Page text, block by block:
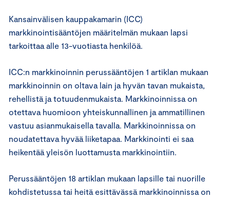
Kansainvälisen kauppakamarin (ICC)
markkinointisääntöjen määritelmän mukaan lapsi
tarkoittaa alle 13-vuotiasta henkilöä.
ICC:n markkinoinnin perussääntöjen 1 artiklan mukaan
markkinoinnin on oltava lain ja hyvän tavan mukaista,
rehellistä ja totuudenmukaista. Markkinoinnissa on
otettava huomioon yhteiskunnallinen ja ammatillinen
vastuu asianmukaisella tavalla. Markkinoinnissa on
noudatettava hyvää liiketapaa. Markkinointi ei saa
heikentää yleisön luottamusta markkinointiin.
Perussääntöjen 18 artiklan mukaan lapsille tai nuorille
kohdistetussa tai heitä esittävässä markkinoinnissa on